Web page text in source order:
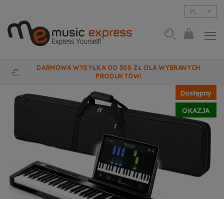
PL
DARMOWA WYSYŁKA OD 300 ZŁ DLA WYBRANYCH
PRODUKTÓW!
Dostępny
OKAZJA